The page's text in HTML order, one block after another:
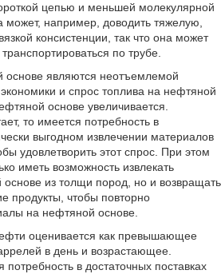
цепью и меньшей молекулярной
может, например, доводить тяжелую,
консистенции, так что она может
по трубе.
являются неотъемлемой
и спрос топлива на нефтяной
основе увеличивается.
то имеется потребность в
выгодном извлечении материалов
удовлетворить этот спрос. При этом
иметь возможность извлекать
из толщи пород, но и возвращать
продукты, чтобы повторно
на нефтяной основе.
оценивается как превышающее
в день и возрастающее.
потребность в достаточных поставках